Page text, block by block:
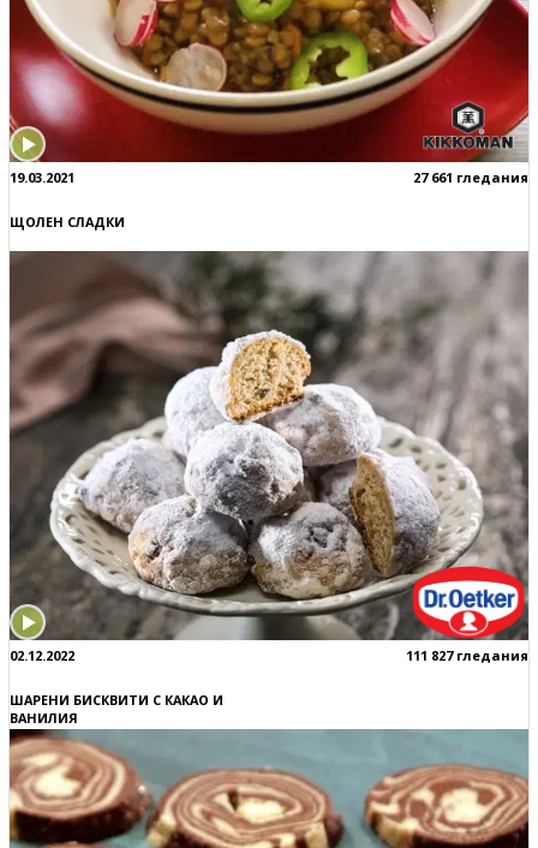
19.03.2021 27 661 гледания
ЩОЛЕН СЛАДКИ
02.12.2022 111 827 гледания
ШАРЕНИ БИСКВИТИ С КАКАО И
ВАНИЛИЯ